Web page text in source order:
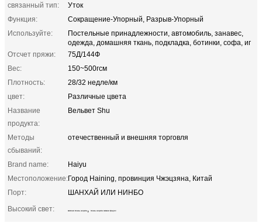
связанный тип:
Уток
Функция:
Сокращение-Упорный, Разрыв-Упорный
Используйте:
Постельные принадлежности, автомобиль, занавес,
одежда, домашняя ткань, подкладка, ботинки, софа, иг
Отсчет пряжи:
75Д/144Ф
Вес:
150~500гсм
Плотность:
28/32 недле/км
цвет:
Различные цвета
Название
продукта:
Вельвет Shu
Методы
сбываний:
отечественный и внешняя торговля
Brand name:
Haiyu
Местоположение:Город Haining, провинция Чжэцзяна, Китай
Порт:
ШАНХАЙ ИЛИ НИНБО
Высокий свет:
мягкая ткань шерпа , ткань шерпа замши фаукс